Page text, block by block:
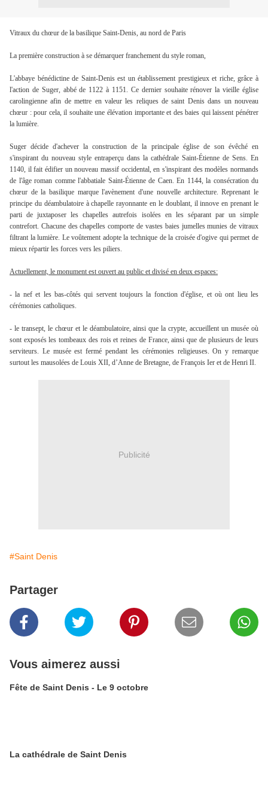
Vitraux du chœur de la basilique Saint-Denis, au nord de Paris
La première construction à se démarquer franchement du style roman,
L'abbaye bénédictine de Saint-Denis est un établissement prestigieux et riche, grâce à
l'action de Suger, abbé de 1122 à 1151. Ce dernier souhaite rénover la vieille église
carolingienne afin de mettre en valeur les reliques de saint Denis dans un nouveau
chœur : pour cela, il souhaite une élévation importante et des baies qui laissent pénétrer
la lumière.
Suger décide d'achever la construction de la principale église de son évêché en
s'inspirant du nouveau style entraperçu dans la cathédrale Saint-Étienne de Sens. En
1140, il fait édifier un nouveau massif occidental, en s'inspirant des modèles normands
de l'âge roman comme l'abbatiale Saint-Étienne de Caen. En 1144, la consécration du
chœur de la basilique marque l'avènement d'une nouvelle architecture. Reprenant le
principe du déambulatoire à chapelle rayonnante en le doublant, il innove en prenant le
parti de juxtaposer les chapelles autrefois isolées en les séparant par un simple
contrefort. Chacune des chapelles comporte de vastes baies jumelles munies de vitraux
filtrant la lumière. Le voûtement adopte la technique de la croisée d'ogive qui permet de
mieux répartir les forces vers les piliers.
Actuellement, le monument est ouvert au public et divisé en deux espaces:
- la nef et les bas-côtés qui servent toujours la fonction d'église, et où ont lieu les
cérémonies catholiques.
- le transept, le chœur et le déambulatoire, ainsi que la crypte, accueillent un musée où
sont exposés les tombeaux des rois et reines de France, ainsi que de plusieurs de leurs
serviteurs. Le musée est fermé pendant les cérémonies religieuses. On y remarque
surtout les mausolées de Louis XII, d’Anne de Bretagne, de François Ier et de Henri II.
Publicité
#Saint Denis
Partager
Vous aimerez aussi
Fête de Saint Denis - Le 9 octobre
La cathédrale de Saint Denis